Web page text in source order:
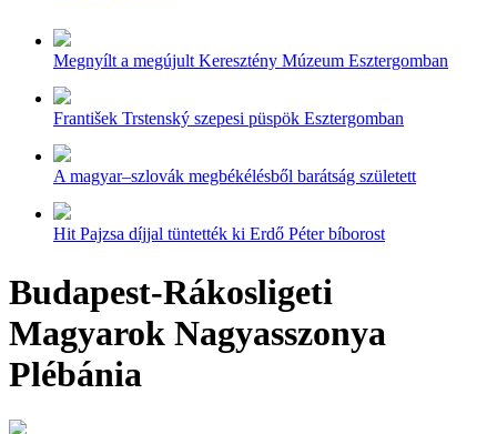
Megnyílt a megújult Keresztény Múzeum Esztergomban
František Trstenský szepesi püspök Esztergomban
A magyar–szlovák megbékélésből barátság született
Hit Pajzsa díjjal tüntették ki Erdő Péter bíborost
Budapest-Rákosligeti
Magyarok Nagyasszonya
Plébánia